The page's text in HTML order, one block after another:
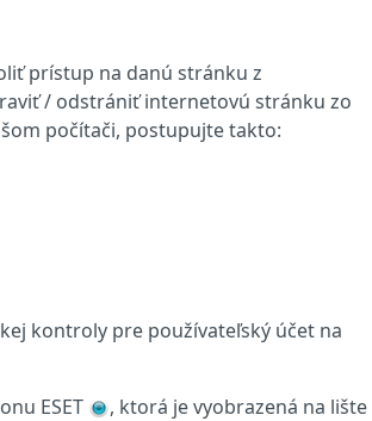
prístup na danú stránku z
/ odstrániť internetovú stránku zo
počítači, postupujte takto:
kontroly pre používateľský účet na
ESET
, ktorá je vyobrazená na lište